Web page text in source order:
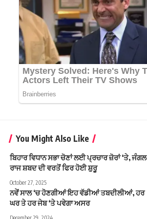
You Might Also Like
ਬਿਹਾਰ ਵਿਧਾਨ ਸਭਾ ਚੋਣਾਂ ਲਈ ਪ੍ਰਚਾਰ ਜ਼ੋਰਾਂ ‘ਤੇ, ਜੰਗਲ
ਰਾਜ ਸ਼ਬਦ ਦੀ ਵਰਤੋਂ ਫਿਰ ਹੋਈ ਸ਼ੁਰੂ
October 27, 2025
ਨਵੇਂ ਸਾਲ ‘ਚ ਹੋਣਗੀਆਂ ਇਹ ਵੱਡੀਆਂ ਤਬਦੀਲੀਆਂ, ਹਰ
ਘਰ ਤੇ ਹਰ ਜੇਬ ‘ਤੇ ਪਵੇਗਾ ਅਸਰ